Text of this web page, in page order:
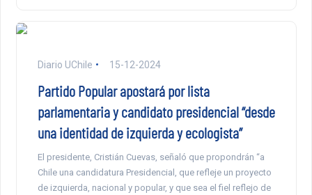
Diario UChile 15-12-2024
Partido Popular apostará por lista
parlamentaria y candidato presidencial “desde
una identidad de izquierda y ecologista”
El presidente, Cristián Cuevas, señaló que propondrán “a
Chile una candidatura Presidencial, que refleje un proyecto
de izquierda, nacional y popular, y que sea el fiel reflejo de